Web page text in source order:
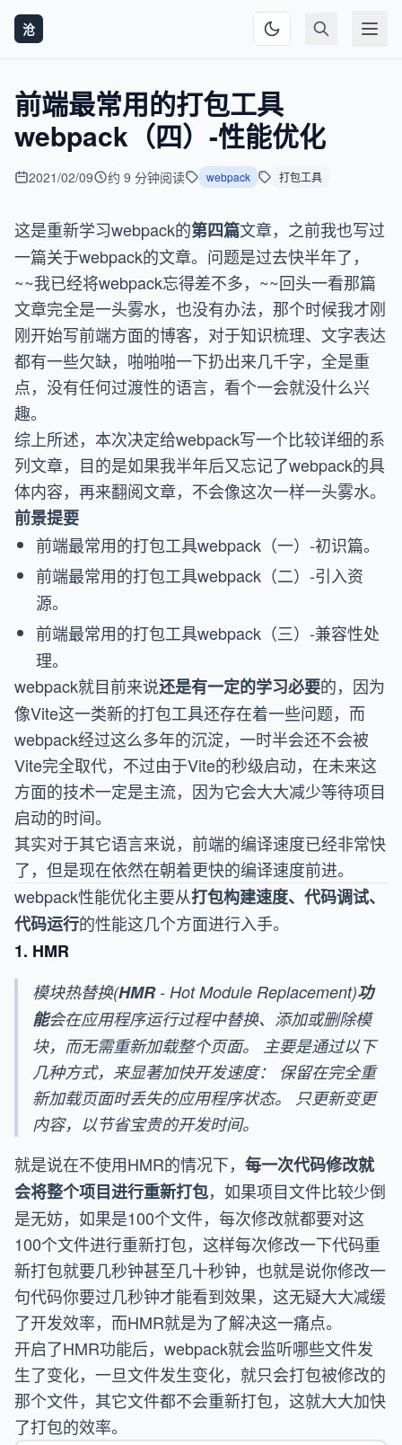
沧
前端最常用的打包工具
webpack（四）-性能优化
2021/02/09 约 9 分钟阅读 webpack 打包工具
这是重新学习webpack的第四篇文章，之前我也写过
一篇关于webpack的文章。问题是过去快半年了，
~~我已经将webpack忘得差不多，~~回头一看那篇
文章完全是一头雾水，也没有办法，那个时候我才刚
刚开始写前端方面的博客，对于知识梳理、文字表达
都有一些欠缺，啪啪啪一下扔出来几千字，全是重
点，没有任何过渡性的语言，看个一会就没什么兴
趣。
综上所述，本次决定给webpack写一个比较详细的系
列文章，目的是如果我半年后又忘记了webpack的具
体内容，再来翻阅文章，不会像这次一样一头雾水。
前景提要
前端最常用的打包工具webpack（一）-初识篇。
前端最常用的打包工具webpack（二）-引入资
源。
前端最常用的打包工具webpack（三）-兼容性处
理。
webpack就目前来说还是有一定的学习必要的，因为
像Vite这一类新的打包工具还存在着一些问题，而
webpack经过这么多年的沉淀，一时半会还不会被
Vite完全取代，不过由于Vite的秒级启动，在未来这
方面的技术一定是主流，因为它会大大减少等待项目
启动的时间。
其实对于其它语言来说，前端的编译速度已经非常快
了，但是现在依然在朝着更快的编译速度前进。
webpack性能优化主要从打包构建速度、代码调试、
代码运行的性能这几个方面进行入手。
1. HMR
模块热替换(HMR- Hot Module Replacement)功
能会在应用程序运行过程中替换、添加或删除模
块，而无需重新加载整个页面。 主要是通过以下
几种方式，来显著加快开发速度： 保留在完全重
新加载页面时丢失的应用程序状态。 只更新变更
内容，以节省宝贵的开发时间。
就是说在不使用HMR的情况下， 每一次代码修改就
会将整个项目进行重新打包，如果项目文件比较少倒
是无妨，如果是100个文件，每次修改就都要对这
100个文件进行重新打包，这样每次修改一下代码重
新打包就要几秒钟甚至几十秒钟，也就是说你修改一
句代码你要过几秒钟才能看到效果，这无疑大大减缓
了开发效率，而HMR就是为了解决这一痛点。
开启了HMR功能后，webpack就会监听哪些文件发
生了变化，一旦文件发生变化，就只会打包被修改的
那个文件，其它文件都不会重新打包，这就大大加快
了打包的效率。